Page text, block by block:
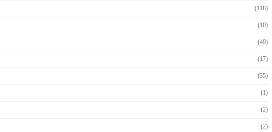
(118)
(10)
(49)
(17)
(35)
(1)
(2)
(2)